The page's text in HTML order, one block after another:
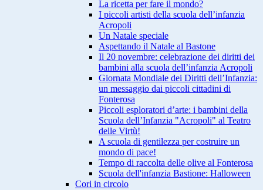
La ricetta per fare il mondo?
I piccoli artisti della scuola dell’infanzia
Acropoli
Un Natale speciale
Aspettando il Natale al Bastone
Il 20 novembre: celebrazione dei diritti dei
bambini alla scuola dell’infanzia Acropoli
Giornata Mondiale dei Diritti dell’Infanzia:
un messaggio dai piccoli cittadini di
Fonterosa
Piccoli esploratori d’arte: i bambini della
Scuola dell’Infanzia "Acropoli" al Teatro
delle Virtù!
A scuola di gentilezza per costruire un
mondo di pace!
Tempo di raccolta delle olive al Fonterosa
Scuola dell'infanzia Bastione: Halloween
Cori in circolo